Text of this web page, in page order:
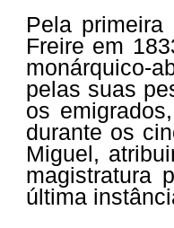
Pela
Freire em
monárquico-
pelas suas
os
durante os
Miguel,
magistratura
última